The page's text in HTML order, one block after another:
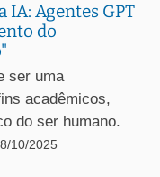
IA: Agentes GPT
do
ser uma
acadêmicos,
do ser humano.
10/2025